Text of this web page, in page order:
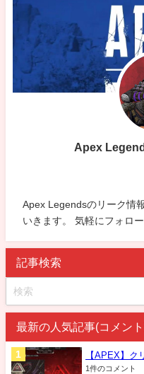
Apex
Apex Legendsのリーク情
いきます。 気軽にフォロー
記事検索
最新の人気記事(コメン
【APEX】ク
1件のコメント